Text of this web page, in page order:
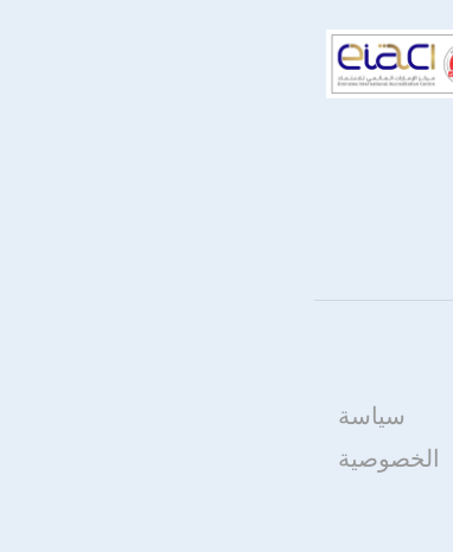
سياسة
الخصوصية